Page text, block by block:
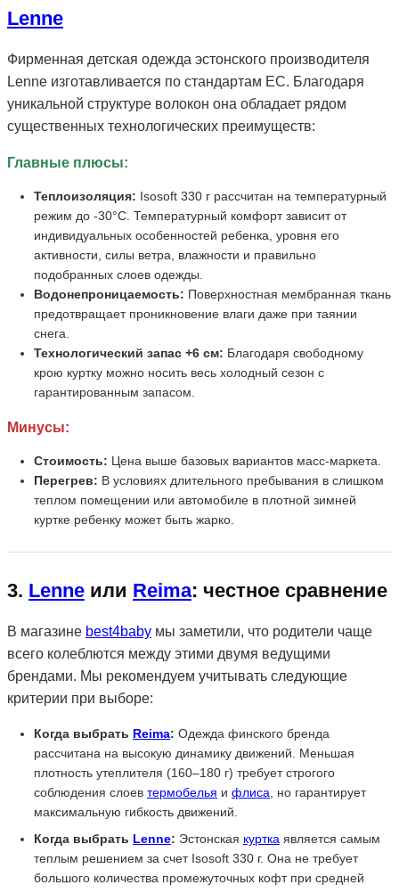
Lenne
Фирменная детская одежда эстонского производителя
Lenne изготавливается по стандартам ЕС. Благодаря
уникальной структуре волокон она обладает рядом
существенных технологических преимуществ:
Главные плюсы:
Теплоизоляция: Isosoft 330 г рассчитан на температурный
режим до -30°C. Температурный комфорт зависит от
индивидуальных особенностей ребенка, уровня его
активности, силы ветра, влажности и правильно
подобранных слоев одежды.
Водонепроницаемость: Поверхностная мембранная ткань
предотвращает проникновение влаги даже при таянии
снега.
Технологический запас +6 см: Благодаря свободному
крою куртку можно носить весь холодный сезон с
гарантированным запасом.
Минусы:
Стоимость: Цена выше базовых вариантов масс-маркета.
Перегрев: В условиях длительного пребывания в слишком
теплом помещении или автомобиле в плотной зимней
куртке ребенку может быть жарко.
3. Lenne или Reima: честное сравнение
В магазине best4baby мы заметили, что родители чаще
всего колеблются между этими двумя ведущими
брендами. Мы рекомендуем учитывать следующие
критерии при выборе:
Когда выбрать Reima: Одежда финского бренда
рассчитана на высокую динамику движений. Меньшая
плотность утеплителя (160–180 г) требует строгого
соблюдения слоев термобелья и флиса, но гарантирует
максимальную гибкость движений.
Когда выбрать Lenne: Эстонская куртка является самым
теплым решением за счет Isosoft 330 г. Она не требует
большого количества промежуточных кофт при средней